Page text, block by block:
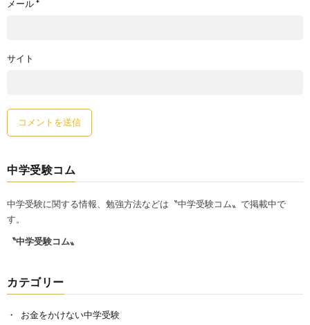
メール*
サイト
中学受験コム
中学受験に関する情報、勉強方法などは〝中学受験コム〟で掲載中で
す。
〝中学受験コム〟
カテゴリー
お金をかけない中学受験